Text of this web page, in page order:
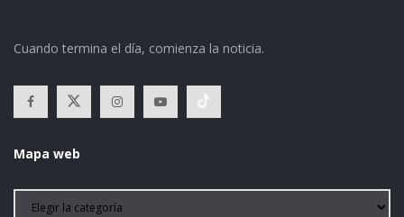
Cuando termina el día, comienza la noticia.
Mapa web